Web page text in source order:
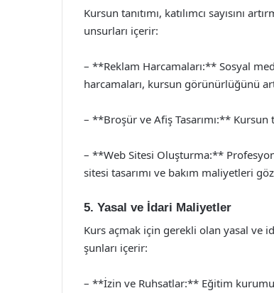
Kursun tanıtımı, katılımcı sayısını
unsurları içerir:
– **Reklam Harcamaları:** Sosyal
harcamaları, kursun görünürlüğünü
– **Broşür ve Afiş Tasarımı:** Kursun
– **Web Sitesi Oluşturma:**
sitesi tasarımı ve bakım maliyetleri
5. Yasal ve İdari Maliyetler
Kurs açmak için gerekli olan yasal ve
şunları içerir:
– **İzin ve Ruhsatlar:** Eğitim